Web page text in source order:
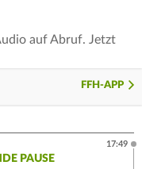
auf Abruf. Jetzt
FFH-APP
PAUSE
17:49